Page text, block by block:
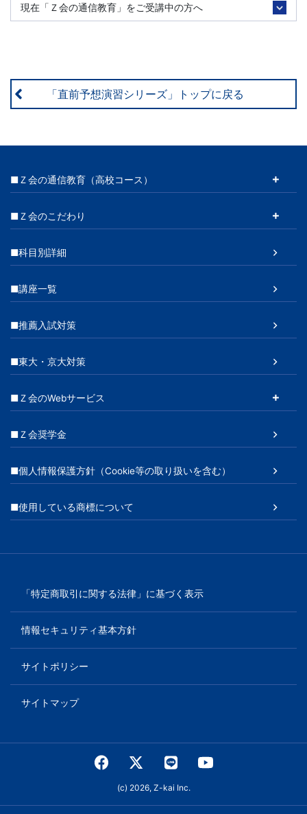
現在「Ｚ会の通信教育」をご受講中の方へ
「直前予想演習シリーズ」トップに戻る
■Ｚ会の通信教育（高校コース）
■Ｚ会のこだわり
■科目別詳細
■講座一覧
■推薦入試対策
■東大・京大対策
■Ｚ会のWebサービス
■Ｚ会奨学金
■個人情報保護方針（Cookie等の取り扱いを含む）
■使用している商標について
「特定商取引に関する法律」に基づく表示
情報セキュリティ基本方針
サイトポリシー
サイトマップ
(c) 2026, Z-kai Inc.